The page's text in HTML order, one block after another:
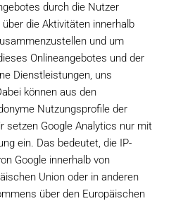
durch die Nutzer
die Aktivitäten innerhalb
und um
Onlineangebotes und der
Dienstleistungen, uns
können aus den
Nutzungsprofile der
setzen Google Analytics nur mit
ein. Das bedeutet, die IP-
Google innerhalb von
Union oder in anderen
über den Europäischen